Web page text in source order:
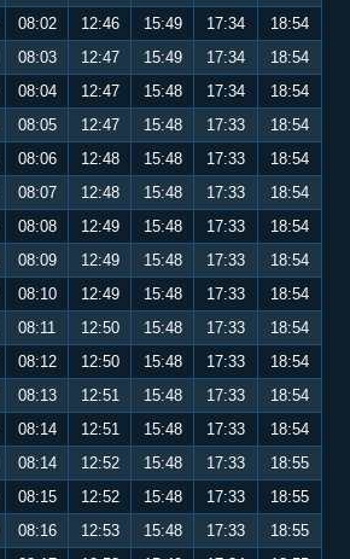
08:02 12:46 15:49 17:34
18:54
08:03 12:47 15:49 17:34
18:54
08:04 12:47 15:48 17:34
18:54
08:05 12:47 15:48 17:33
18:54
08:06 12:48 15:48 17:33
18:54
08:07 12:48 15:48 17:33
18:54
08:08 12:49 15:48 17:33
18:54
08:09 12:49 15:48 17:33
18:54
08:10 12:49 15:48 17:33
18:54
08:11 12:50 15:48 17:33
18:54
08:12 12:50 15:48 17:33
18:54
08:13 12:51 15:48 17:33
18:54
08:14 12:51 15:48 17:33
18:54
08:14 12:52 15:48 17:33
18:55
08:15 12:52 15:48 17:33
18:55
08:16 12:53 15:48 17:33
18:55